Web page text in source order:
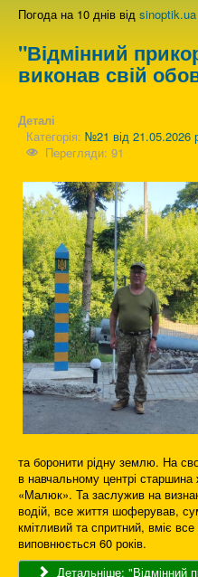
Погода на 10 днів від sinoptik.ua
"Відмінний
виконав свій
Деталі
Категорія: №21 від 21.05.2026
Перегляди: 91
та боронити рідну землю. На
в навчальному центрі
«Малюк». Та заслужив на
водій, все життя шоферував,
кмітливий та спритний, вміє
виповнюється 60 років.
Детальніше: "Відмінний